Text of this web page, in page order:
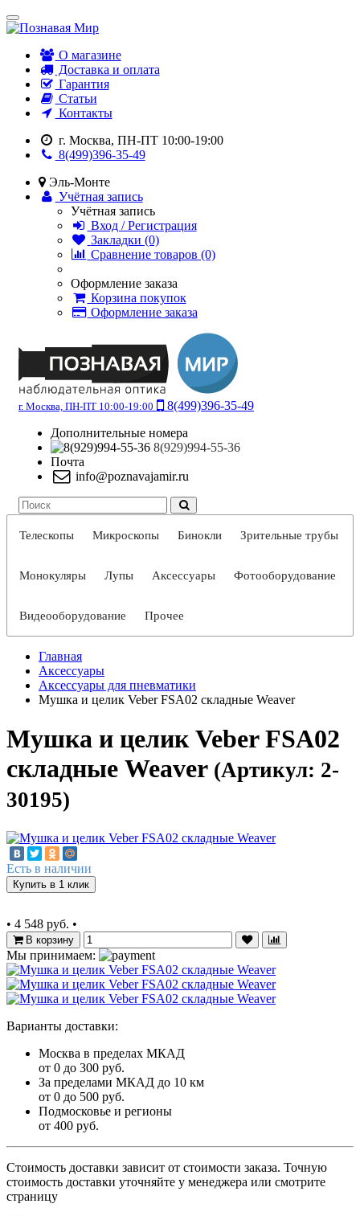
О магазине
Доставка и оплата
Гарантия
Статьи
Контакты
г. Москва, ПН-ПТ 10:00-19:00
8(499)396-35-49
Эль-Монте
Учётная запись
Учётная запись
Вход / Регистрация
Закладки (0)
Сравнение товаров (0)
Оформление заказа
Корзина покупок
Оформление заказа
г. Москва, ПН-ПТ 10:00-19:00
8(499)396-35-49
Дополнительные номера
8(929)994-55-36
Почта
info@poznavajamir.ru
Телескопы Микроскопы Бинокли Зрительные трубы
Монокуляры Лупы Аксессуары Фотооборудование
Видеооборудование Прочее
Главная
Аксессуары
Аксессуары для пневматики
Мушка и целик Veber FSA02 складные Weaver
Мушка и целик Veber FSA02
складные Weaver (Артикул: 2-
30195)
Есть в наличии
Купить в 1 клик
• 4 548 руб. •
В корзину
Мы принимаем:
Варианты доставки:
Москва в пределах МКАД
от 0 до 300 руб.
За пределами МКАД до 10 км
от 0 до 500 руб.
Подмосковье и регионы
от 400 руб.
Стоимость доставки зависит от стоимости заказа. Точную
стоимость доставки уточняйте у менеджера или смотрите
страницу